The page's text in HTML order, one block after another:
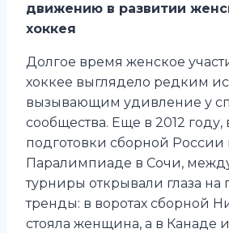
движению в развитии
хоккея
Долгое время женское
хоккее выглядело редким
вызывающим удивление у
сообщества. Еще в 2012 году,
подготовки сборной России
Паралимпиаде в Сочи,
турниры открывали глаза на
тренды: в воротах сборной
стояла женщина, а в